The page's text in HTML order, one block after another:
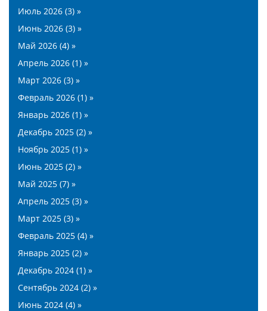
Июль 2026 (3) »
Июнь 2026 (3) »
Май 2026 (4) »
Апрель 2026 (1) »
Март 2026 (3) »
Февраль 2026 (1) »
Январь 2026 (1) »
Декабрь 2025 (2) »
Ноябрь 2025 (1) »
Июнь 2025 (2) »
Май 2025 (7) »
Апрель 2025 (3) »
Март 2025 (3) »
Февраль 2025 (4) »
Январь 2025 (2) »
Декабрь 2024 (1) »
Сентябрь 2024 (2) »
Июнь 2024 (4) »